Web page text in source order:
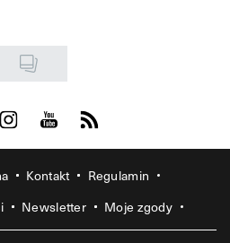
Facebook
Visit us on Instagram
Visit us on Youtube
Visit us on Rss
Kontakt
Regulamin
Newsletter Moje zgody